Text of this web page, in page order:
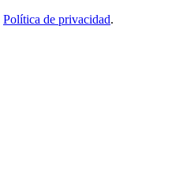
Política de privacidad.